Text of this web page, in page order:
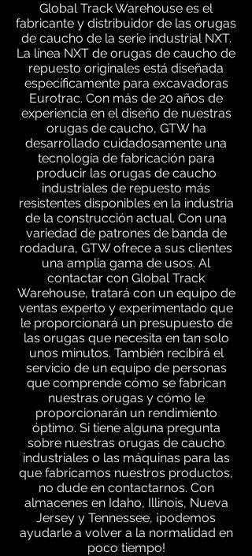
Global Track Warehouse es el
fabricante y distribuidor de las orugas
de caucho de la serie industrial NXT.
La línea NXT de orugas de caucho de
repuesto originales está diseñada
específicamente para excavadoras
Eurotrac. Con más de 20 años de
experiencia en el diseño de nuestras
orugas de caucho, GTW ha
desarrollado cuidadosamente una
tecnología de fabricación para
producir las orugas de caucho
industriales de repuesto más
resistentes disponibles en la industria
de la construcción actual. Con una
variedad de patrones de banda de
rodadura, GTW ofrece a sus clientes
una amplia gama de usos. Al
contactar con Global Track
Warehouse, tratará con un equipo de
ventas experto y experimentado que
le proporcionará un presupuesto de
las orugas que necesita en tan solo
unos minutos. También recibirá el
servicio de un equipo de personas
que comprende cómo se fabrican
nuestras orugas y cómo le
proporcionarán un rendimiento
óptimo. Si tiene alguna pregunta
sobre nuestras orugas de caucho
industriales o las máquinas para las
que fabricamos nuestros productos,
no dude en contactarnos. Con
almacenes en Idaho, Illinois, Nueva
Jersey y Tennessee, ¡podemos
ayudarle a volver a la normalidad en
poco tiempo!